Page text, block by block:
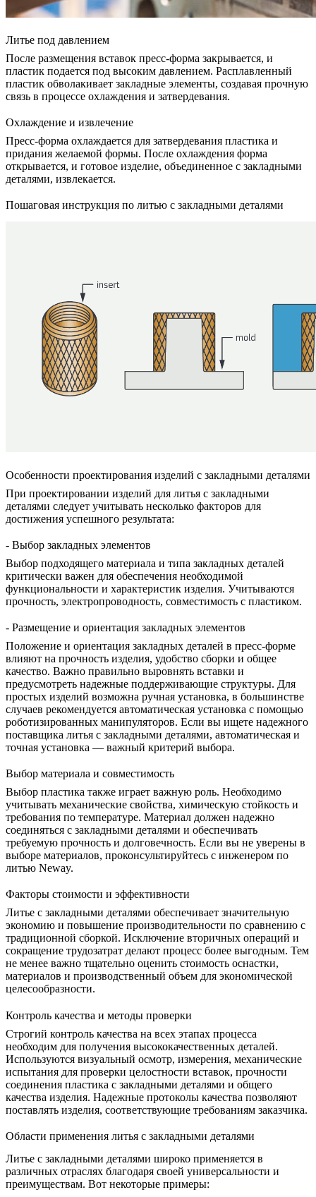
Литье под давлением
После размещения вставок пресс-форма закрывается, и
пластик подается под высоким давлением. Расплавленный
пластик обволакивает закладные элементы, создавая прочную
связь в процессе охлаждения и затвердевания.
Охлаждение и извлечение
Пресс-форма охлаждается для затвердевания пластика и
придания желаемой формы. После охлаждения форма
открывается, и готовое изделие, объединенное с закладными
деталями, извлекается.
Пошаговая инструкция по литью с закладными деталями
Особенности проектирования изделий с закладными деталями
При проектировании изделий для литья с закладными
деталями следует учитывать несколько факторов для
достижения успешного результата:
- Выбор закладных элементов
Выбор подходящего материала и типа закладных деталей
критически важен для обеспечения необходимой
функциональности и характеристик изделия. Учитываются
прочность, электропроводность, совместимость с пластиком.
- Размещение и ориентация закладных элементов
Положение и ориентация закладных деталей в пресс-форме
влияют на прочность изделия, удобство сборки и общее
качество. Важно правильно выровнять вставки и
предусмотреть надежные поддерживающие структуры. Для
простых изделий возможна ручная установка, в большинстве
случаев рекомендуется автоматическая установка с помощью
роботизированных манипуляторов. Если вы ищете надежного
поставщика литья с закладными деталями, автоматическая и
точная установка — важный критерий выбора.
Выбор материала и совместимость
Выбор пластика также играет важную роль. Необходимо
учитывать механические свойства, химическую стойкость и
требования по температуре. Материал должен надежно
соединяться с закладными деталями и обеспечивать
требуемую прочность и долговечность. Если вы не уверены в
выборе материалов, проконсультируйтесь с инженером по
литью Neway.
Факторы стоимости и эффективности
Литье с закладными деталями обеспечивает значительную
экономию и повышение производительности по сравнению с
традиционной сборкой. Исключение вторичных операций и
сокращение трудозатрат делают процесс более выгодным. Тем
не менее важно тщательно оценить стоимость оснастки,
материалов и производственный объем для экономической
целесообразности.
Контроль качества и методы проверки
Строгий контроль качества на всех этапах процесса
необходим для получения высококачественных деталей.
Используются визуальный осмотр, измерения, механические
испытания для проверки целостности вставок, прочности
соединения пластика с закладными деталями и общего
качества изделия. Надежные протоколы качества позволяют
поставлять изделия, соответствующие требованиям заказчика.
Области применения литья с закладными деталями
Литье с закладными деталями широко применяется в
различных отраслях благодаря своей универсальности и
преимуществам. Вот некоторые примеры: